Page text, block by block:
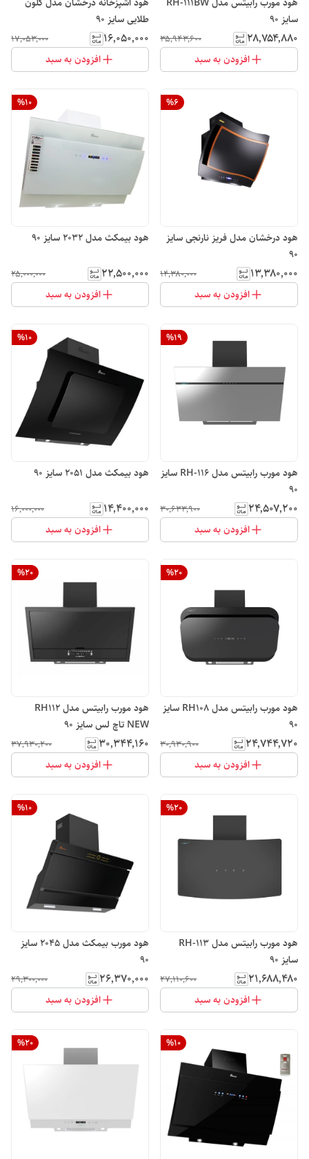
سایز 90
۲۸٬۷۵۴٬۸۸۰ ۳۵٬۹۴۳٬۶۰۰
افزودن به سبد
طلایی سایز 90
۱۶٬۰۵۰٬۰۰۰ ۱۷٬۰۵۳٬۰۰۰
افزودن به سبد
%6
هود درخشان مدل فریز نارنجی سایز
90
۱۳٬۳۸۰٬۰۰۰ ۱۴٬۳۸۰٬۰۰۰
افزودن به سبد
%10
هود بیمکث مدل 2032 سایز 90
۲۲٬۵۰۰٬۰۰۰ ۲۵٬۰۰۰٬۰۰۰
افزودن به سبد
%19
هود مورب رابیتس مدل RH-116 سایز
90
۲۴٬۵۰۷٬۲۰۰ ۳۰٬۶۳۳٬۹۰۰
افزودن به سبد
%10
هود بیمکث مدل 2051 سایز 90
۱۴٬۴۰۰٬۰۰۰ ۱۶٬۰۰۰٬۰۰۰
افزودن به سبد
%20
هود مورب رابیتس مدل RH108 سایز
90
۲۴٬۷۴۴٬۷۲۰ ۳۰٬۹۳۰٬۹۰۰
افزودن به سبد
%20
هود مورب رابیتس مدل RH112
NEW تاچ لس سایز 90
۳۰٬۳۴۴٬۱۶۰ ۳۷٬۹۳۰٬۲۰۰
افزودن به سبد
%20
هود مورب رابیتس مدل RH-113
سایز 90
۲۱٬۶۸۸٬۴۸۰ ۲۷٬۱۱۰٬۶۰۰
افزودن به سبد
%10
هود مورب بیمکث مدل 2045 سایز
90
۲۶٬۳۷۰٬۰۰۰ ۲۹٬۳۰۰٬۰۰۰
افزودن به سبد
%10
%20